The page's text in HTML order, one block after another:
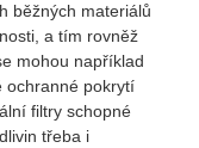
běžných materiálů
a tím rovněž
mohou například
ochranné pokrytí
filtry schopné
třeba i